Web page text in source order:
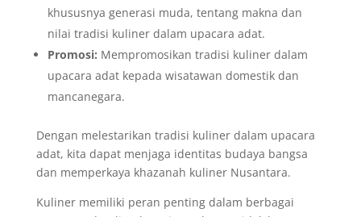
khususnya generasi muda, tentang makna dan
nilai tradisi kuliner dalam upacara adat.
Promosi: Mempromosikan tradisi kuliner dalam
upacara adat kepada wisatawan domestik dan
mancanegara.
Dengan melestarikan tradisi kuliner dalam upacara
adat, kita dapat menjaga identitas budaya bangsa
dan memperkaya khazanah kuliner Nusantara.
Kuliner memiliki peran penting dalam berbagai